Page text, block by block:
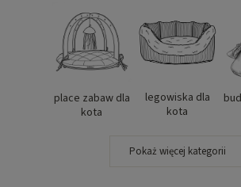
place zabaw dla
kota
legowiska dla
kota
Pokaż więcej kategorii